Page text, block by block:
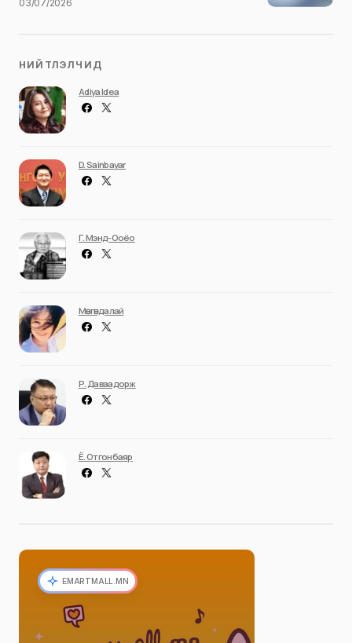
03/07/2026
НИЙТЛЭЛЧИД
Adiya Idea
D. Sainbayar
Г. Мэнд-Ооёо
Мөнгөндалай
Р. Даваадорж
Ё. Отгонбаяр
EMARTMALL.MN